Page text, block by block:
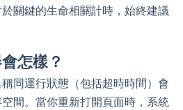
關鍵的生命相關計時，始終建議
怎樣？
同運行狀態（包括超時時間）會
間。當你重新打開頁面時，系統